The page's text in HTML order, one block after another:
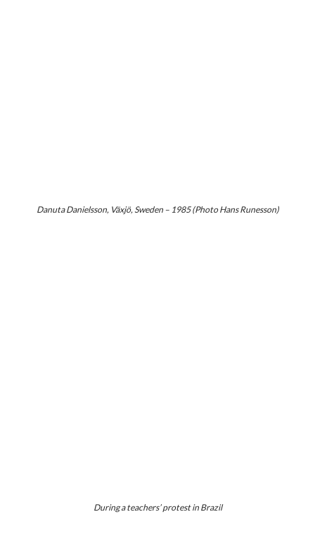
Danuta Danielsson, Växjö, Sweden – 1985 (Photo Hans Runesson)
During a teachers’ protest in Brazil